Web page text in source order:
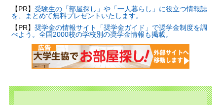
【PR】 受験生の「部屋探し」や「一人暮らし」に役立つ情報誌
を、まとめて無料プレゼントいたします。
【PR】 奨学金の情報サイト「奨学金ガイド」で奨学金制度を調
べよう。全国2000校の学校別の奨学金情報も掲載。